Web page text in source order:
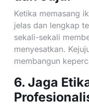
Ketika memasang
jelas dan lengkap
sekali-sekali
menyesatkan.
membangun
6. Jaga